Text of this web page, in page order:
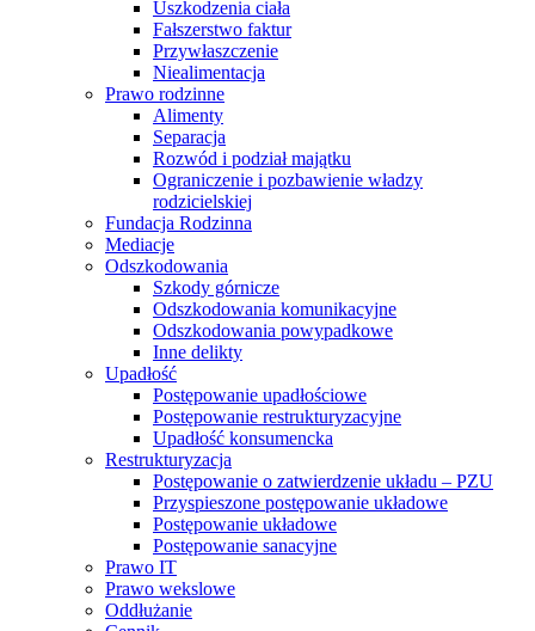
Uszkodzenia ciała
Fałszerstwo faktur
Przywłaszczenie
Niealimentacja
Prawo rodzinne
Alimenty
Separacja
Rozwód i podział majątku
Ograniczenie i pozbawienie władzy
rodzicielskiej
Fundacja Rodzinna
Mediacje
Odszkodowania
Szkody górnicze
Odszkodowania komunikacyjne
Odszkodowania powypadkowe
Inne delikty
Upadłość
Postępowanie upadłościowe
Postępowanie restrukturyzacyjne
Upadłość konsumencka
Restrukturyzacja
Postępowanie o zatwierdzenie układu – PZU
Przyspieszone postępowanie układowe
Postępowanie układowe
Postępowanie sanacyjne
Prawo IT
Prawo wekslowe
Oddłużanie